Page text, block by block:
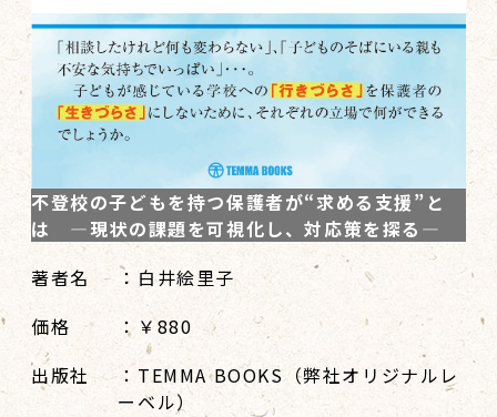
不登校の子どもを持つ保護者が“求める支援”と
は ―現状の課題を可視化し、対応策を探る―
著者名
：白井絵里子
価格
：￥880
出版社
：TEMMA BOOKS（弊社オリジナルレ
ーベル）